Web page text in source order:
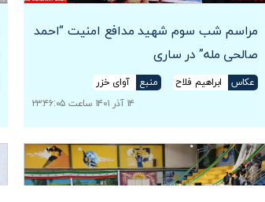
مراسم شب سوم شهید مدافع امنیت “احمد
صالحی مله” در ساری
عکاس ابراهیم فلاح منبع
آوای خزر
۱۴ آذر ۱۴۰۱ ساعت ۲۳:۴۶:۰۵